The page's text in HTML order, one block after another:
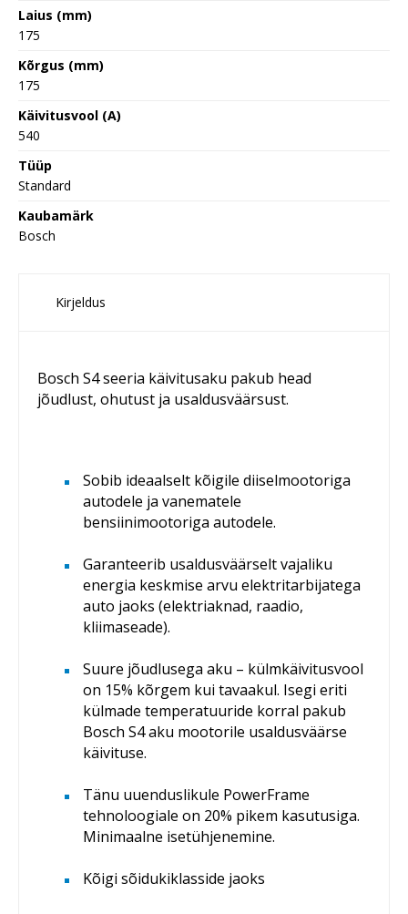
Laius (mm)
175
Kõrgus (mm)
175
Käivitusvool (A)
540
Tüüp
Standard
Kaubamärk
Bosch
Kirjeldus
Bosch S4 seeria käivitusaku pakub head
jõudlust, ohutust ja usaldusväärsust.
Sobib ideaalselt kõigile diiselmootoriga
autodele ja vanematele
bensiinimootoriga autodele.
Garanteerib usaldusväärselt vajaliku
energia keskmise arvu elektritarbijatega
auto jaoks (elektriaknad, raadio,
kliimaseade).
Suure jõudlusega aku – külmkäivitusvool
on 15% kõrgem kui tavaakul. Isegi eriti
külmade temperatuuride korral pakub
Bosch S4 aku mootorile usaldusväärse
käivituse.
Tänu uuenduslikule PowerFrame
tehnoloogiale on 20% pikem kasutusiga.
Minimaalne isetühjenemine.
Kõigi sõidukiklasside jaoks